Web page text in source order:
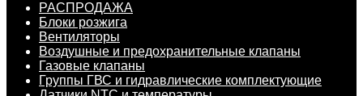
РАСПРОДАЖА
Блоки розжига
Вентиляторы
Воздушные и предохранительные клапаны
Газовые клапаны
Группы ГВС и гидравлические комплектующие